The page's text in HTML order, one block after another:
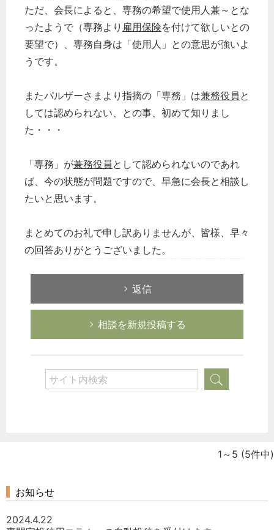
ただ、会長によると、専務の希望で使用人兼～とな
ったようで（専務より 雇用保険を付けて欲しいとの
要望で）、専務自身は「使用人」との意思が強いよ
うです。
またパルザーさまより指摘の「専務」は兼務役員 と
しては認められない、との事、初めて知りまし
た・・・
「専務」が兼務役員 として認められないのであれ
ば、今の状態が問題ですので、早急に会長と相談し
たいと思います。
まとめてのお礼で申し訳ありませんが、皆様、早々
の回答ありがとうございました。
返信
相談を新規投稿する
1～5 (5件中)
お知らせ
2024.4.22